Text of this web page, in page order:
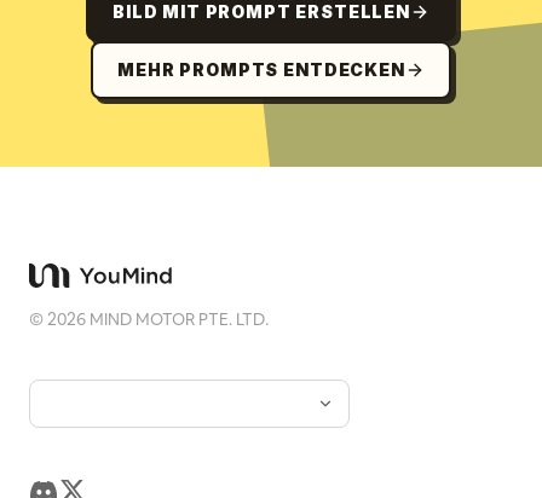
BILD MIT PROMPT ERSTELLEN
MEHR PROMPTS ENTDECKEN
©2026 MIND MOTOR PTE. LTD.